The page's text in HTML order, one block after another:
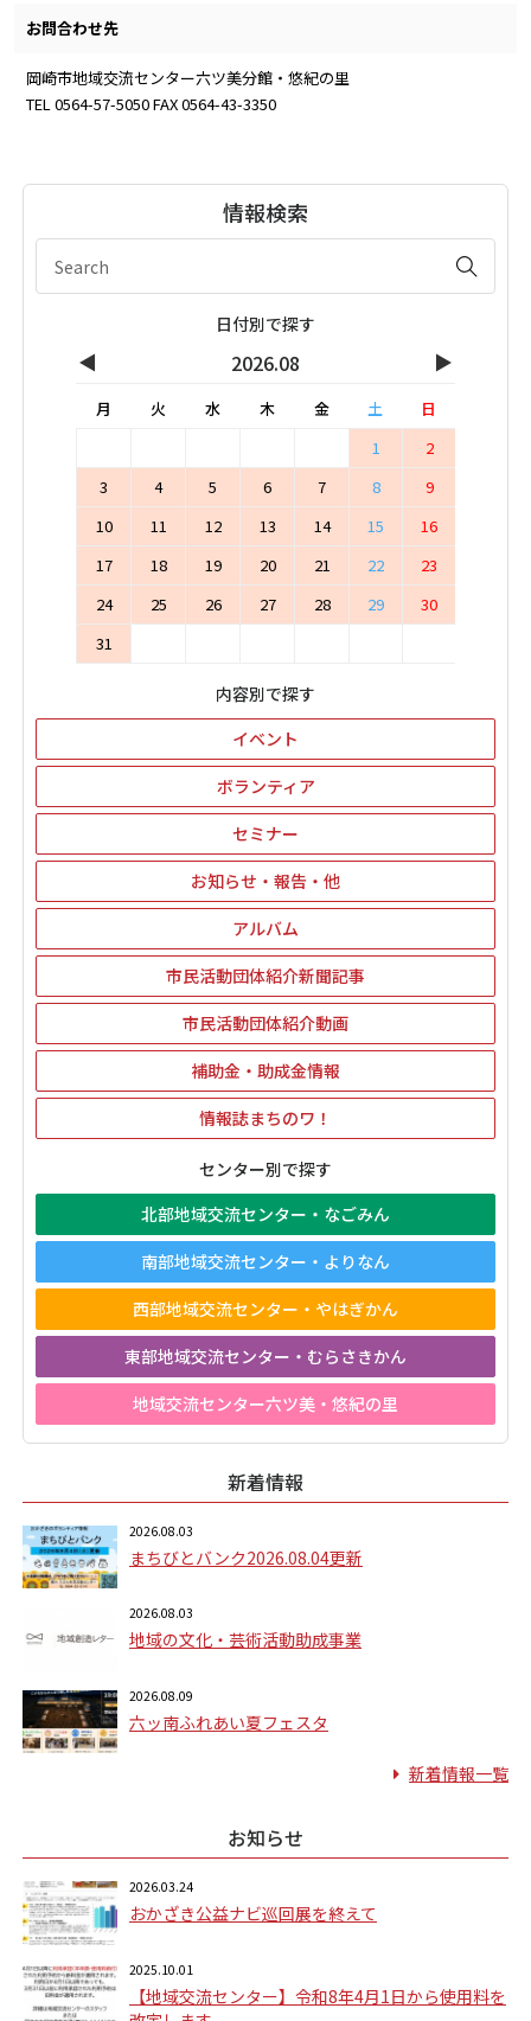
お問合わせ先
岡崎市地域交流センター六ツ美分館・悠紀の里
TEL 0564-57-5050 FAX 0564-43-3350
情報検索
日付別で探す
◀ 2026.08 ▶
月 火 水 木 金 土
日
1
2
3
4 5 6 7 8
9
10
11 12 13 14 15
16
17
18 19 20 21 22
23
24
25 26 27 28 29
30
31
内容別で探す
イベント
ボランティア
セミナー
お知らせ・報告・他
アルバム
市民活動団体紹介新聞記事
市民活動団体紹介動画
補助金・助成金情報
情報誌まちのワ！
センター別で探す
北部地域交流センター・なごみん
南部地域交流センター・よりなん
西部地域交流センター・やはぎかん
東部地域交流センター・むらさきかん
地域交流センター六ツ美・悠紀の里
新着情報
2026.08.03
まちびとバンク2026.08.04更新
2026.08.03
地域の文化・芸術活動助成事業
2026.08.09
六ッ南ふれあい夏フェスタ
新着情報一覧
お知らせ
2026.03.24
おかざき公益ナビ巡回展を終えて
2025.10.01
【地域交流センター】令和8年4月1日から使用料を